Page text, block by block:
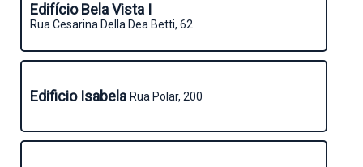
Edifício Bela Vista I
Rua Cesarina Della Dea Betti, 62
Edificio Isabela Rua Polar, 200